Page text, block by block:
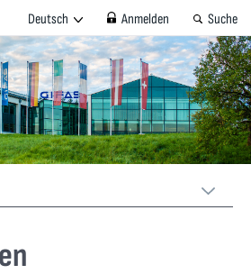
Deutsch Anmelden Suche